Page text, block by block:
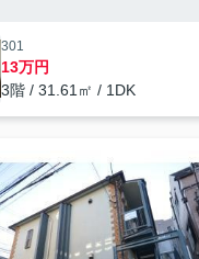
301
13万円
3階 / 31.61㎡ / 1DK